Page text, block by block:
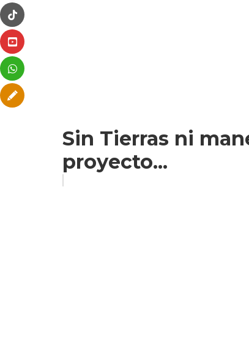
Sin Tierras ni
proyecto...